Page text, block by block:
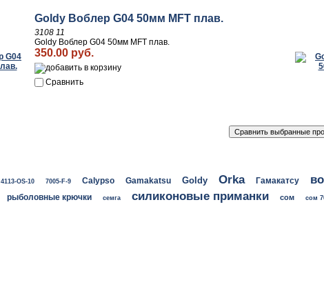
Goldy Воблер G04 50мм MFT плав.
3108 11
Goldy Воблер G04 50мм MFT плав.
350.00 руб.
Сравнить
4113-OS-10 7005-F-9 Calypso Gamakatsu Goldy Orka Гамакатсу
рыболовные крючки семга силиконовые приманки сом сом